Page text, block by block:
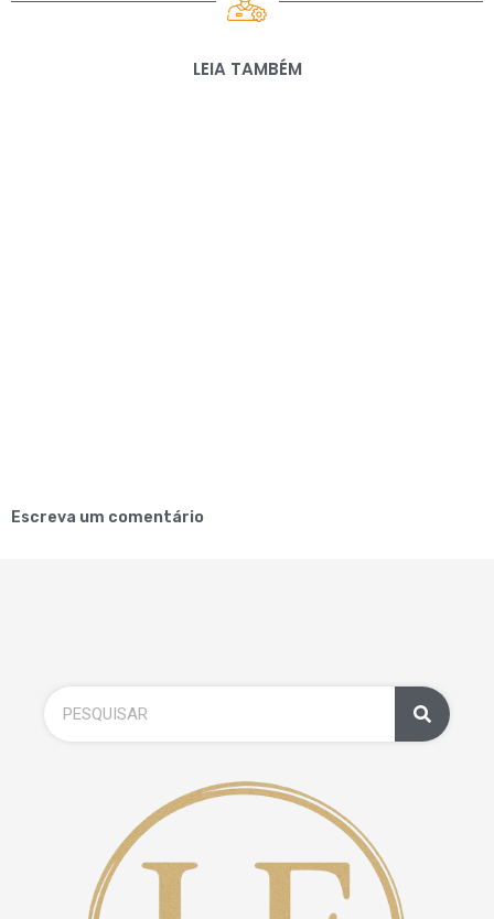
LEIA TAMBÉM
Escreva um comentário